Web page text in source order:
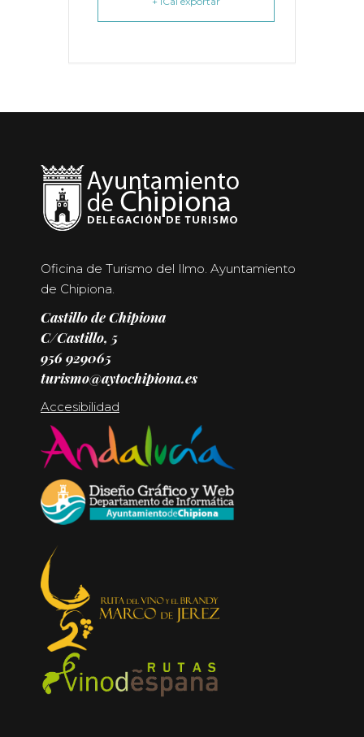
Oficina de Turismo del Ilmo. Ayuntamiento
de Chipiona.
Castillo de Chipiona
C/Castillo, 5
956 929065
turismo@aytochipiona.es
Accesibilidad